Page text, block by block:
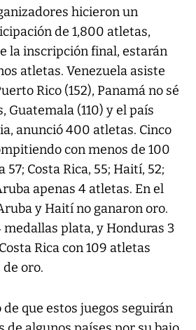
hicieron un
de 1,800 atletas,
la inscripción final, estarán
atletas. Venezuela asiste
Rico (152), Panamá no sé
Guatemala (110) y el país
anunció 400 atletas. Cinco
con menos de 100
Costa Rica, 55; Haití, 52;
apenas 4 atletas. En el
y Haití no ganaron oro.
medallas plata, y Honduras 3
Rica con 109 atletas
oro.
que estos juegos seguirán